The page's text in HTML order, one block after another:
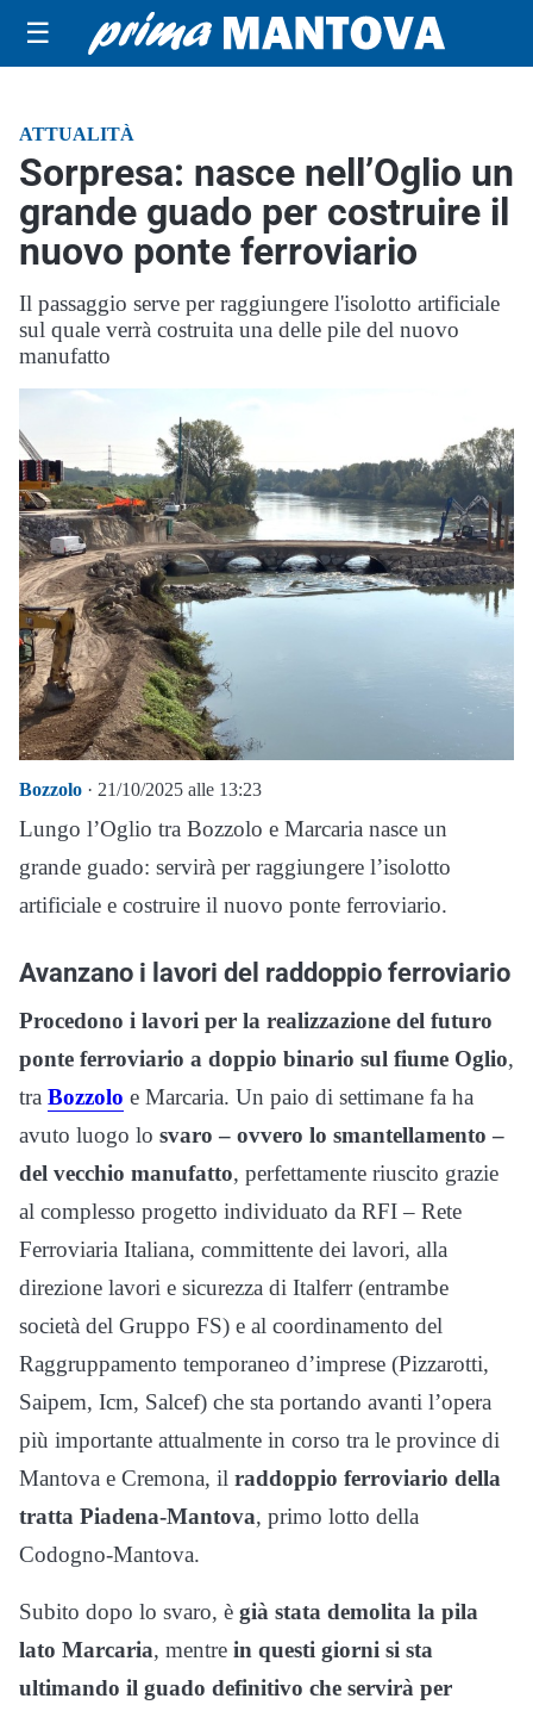
☰
ATTUALITÀ
Sorpresa: nasce nell’Oglio un
grande guado per costruire il
nuovo ponte ferroviario
Il passaggio serve per raggiungere l'isolotto artificiale
sul quale verrà costruita una delle pile del nuovo
manufatto
Bozzolo · 21/10/2025 alle 13:23
Lungo l’Oglio tra Bozzolo e Marcaria nasce un
grande guado: servirà per raggiungere l’isolotto
artificiale e costruire il nuovo ponte ferroviario.
Avanzano i lavori del raddoppio ferroviario
Procedono i lavori per la realizzazione del futuro
ponte ferroviario a doppio binario sul fiume Oglio,
tra Bozzolo e Marcaria. Un paio di settimane fa ha
avuto luogo lo svaro – ovvero lo smantellamento –
del vecchio manufatto, perfettamente riuscito grazie
al complesso progetto individuato da RFI – Rete
Ferroviaria Italiana, committente dei lavori, alla
direzione lavori e sicurezza di Italferr (entrambe
società del Gruppo FS) e al coordinamento del
Raggruppamento temporaneo d’imprese (Pizzarotti,
Saipem, Icm, Salcef) che sta portando avanti l’opera
più importante attualmente in corso tra le province di
Mantova e Cremona, il raddoppio ferroviario della
tratta Piadena-Mantova, primo lotto della
Codogno-Mantova.
Subito dopo lo svaro, è già stata demolita la pila
lato Marcaria, mentre in questi giorni si sta
ultimando il guado definitivo che servirà per